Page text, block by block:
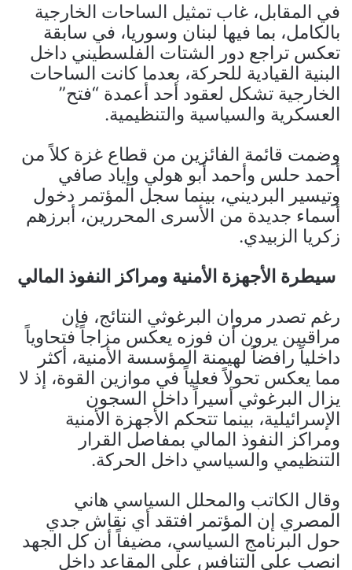
في المقابل، غاب تمثيل الساحات الخارجية
بالكامل، بما فيها لبنان وسوريا، في سابقة
تعكس تراجع دور الشتات الفلسطيني داخل
البنية القيادية للحركة، بعدما كانت الساحات
الخارجية تشكل لعقود أحد أعمدة “فتح”
العسكرية والسياسية والتنظيمية.
وضمت قائمة الفائزين من قطاع غزة كلاً من
أحمد حلس وأحمد أبو هولي وإياد صافي
وتيسير البرديني، بينما سجل المؤتمر دخول
أسماء جديدة من الأسرى المحررين، أبرزهم
زكريا الزبيدي.
سيطرة الأجهزة الأمنية ومراكز النفوذ المالي
رغم تصدر مروان البرغوثي النتائج، فإن
مراقبين يرون أن فوزه يعكس مزاجاً فتحاوياً
داخلياً رافضاً لهيمنة المؤسسة الأمنية، أكثر
مما يعكس تحولاً فعلياً في موازين القوة، إذ لا
يزال البرغوثي أسيراً داخل السجون
الإسرائيلية، بينما تتحكم الأجهزة الأمنية
ومراكز النفوذ المالي بمفاصل القرار
التنظيمي والسياسي داخل الحركة.
وقال الكاتب والمحلل السياسي هاني
المصري إن المؤتمر افتقد أي نقاش جدي
حول البرنامج السياسي، مضيفاً أن كل الجهد
انصب على التنافس على المقاعد داخل